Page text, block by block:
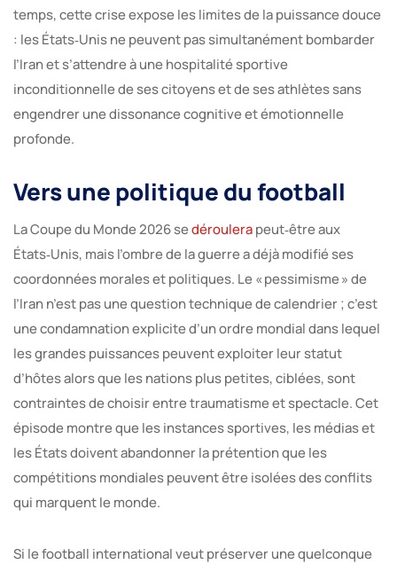
temps, cette crise expose les limites de la puissance douce
: les États‑Unis ne peuvent pas simultanément bombarder
l’Iran et s’attendre à une hospitalité sportive
inconditionnelle de ses citoyens et de ses athlètes sans
engendrer une dissonance cognitive et émotionnelle
profonde.
Vers une politique du football
La Coupe du Monde 2026 sedéroulerapeut‑être aux
États‑Unis, mais l’ombre de la guerre a déjà modifié ses
coordonnées morales et politiques. Le « pessimisme » de
l’Iran n’est pas une question technique de calendrier ; c’est
une condamnation explicite d’un ordre mondial dans lequel
les grandes puissances peuvent exploiter leur statut
d’hôtes alors que les nations plus petites, ciblées, sont
contraintes de choisir entre traumatisme et spectacle. Cet
épisode montre que les instances sportives, les médias et
les États doivent abandonner la prétention que les
compétitions mondiales peuvent être isolées des conflits
qui marquent le monde.
Si le football international veut préserver une quelconque